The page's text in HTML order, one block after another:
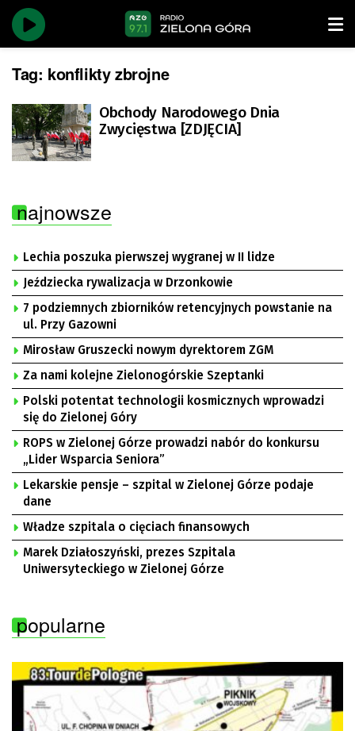
Tag: konflikty zbrojne
Obchody Narodowego Dnia
Zwycięstwa [ZDJĘCIA]
najnowsze
Lechia poszuka pierwszej wygranej w II lidze
Jeździecka rywalizacja w Drzonkowie
7 podziemnych zbiorników retencyjnych powstanie na
ul. Przy Gazowni
Mirosław Gruszecki nowym dyrektorem ZGM
Za nami kolejne Zielonogórskie Szeptanki
Polski potentat technologii kosmicznych wprowadzi
się do Zielonej Góry
ROPS w Zielonej Górze prowadzi nabór do konkursu
„Lider Wsparcia Seniora”
Lekarskie pensje – szpital w Zielonej Górze podaje
dane
Władze szpitala o cięciach finansowych
Marek Działoszyński, prezes Szpitala
Uniwersyteckiego w Zielonej Górze
popularne